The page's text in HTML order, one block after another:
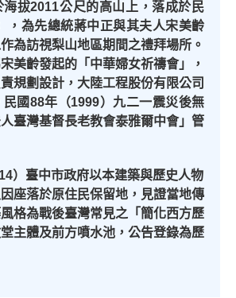
海拔2011公尺的高山上，落成於民
，為先總統蔣中正與其夫人宋美齡
為訪視梨山地區期間之禮拜場所。
美齡發起的「中華婦女祈禱會」，
規劃設計，大陸工程股份有限公司
國88年（1999）九二一震災後無
臺灣基督長老教會泰雅爾中會」管
）臺中市政府以本建築與歷史人物
座落於原住民保留地，見證當地傳
格為戰後臺灣常見之「簡化西方歷
主體及前方噴水池，公告登錄為歷